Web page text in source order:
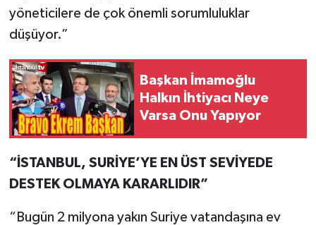
yöneticilere de çok önemli sorumluluklar
düşüyor.”
Başkan İmamoğlu
Halkın İhtiyacı Neye
Varsa Onu Yapıyor
“İSTANBUL, SURİYE’YE EN ÜST SEVİYEDE
DESTEK OLMAYA KARARLIDIR”
“Bugün 2 milyona yakın Suriye vatandaşına ev